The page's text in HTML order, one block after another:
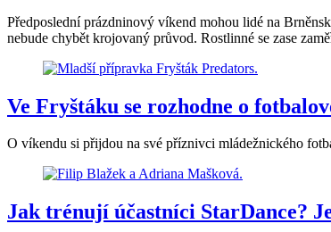
Předposlední prázdninový víkend mohou lidé na
nebude chybět krojovaný průvod. Rostlinné se zase
Ve Fryštáku se rozhodne o
O víkendu si přijdou na své příznivci mládežnického
Jak trénují účastníci StarDance?